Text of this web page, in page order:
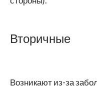
Вторичные
Возникают из-за